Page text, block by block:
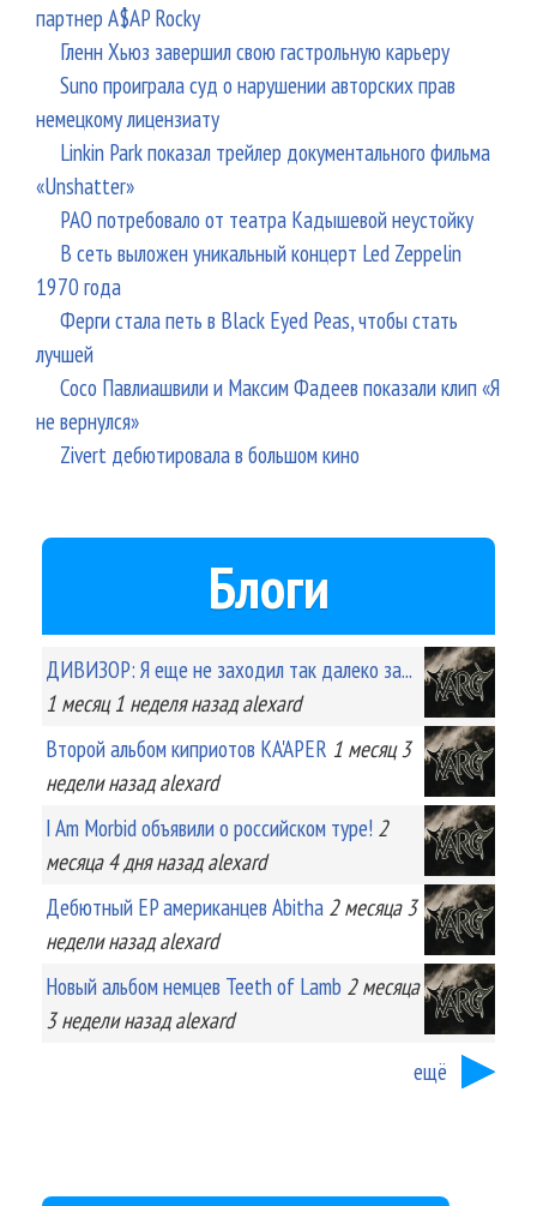
партнер A$AP Rocky
Гленн Хьюз завершил свою гастрольную карьеру
Suno проиграла суд о нарушении авторских прав
немецкому лицензиату
Linkin Park показал трейлер документального фильма
«Unshatter»
РАО потребовало от театра Кадышевой неустойку
В сеть выложен уникальный концерт Led Zeppelin
1970 года
Ферги стала петь в Black Eyed Peas, чтобы стать
лучшей
Сосо Павлиашвили и Максим Фадеев показали клип «Я
не вернулся»
Zivert дебютировала в большом кино
Блоги
ДИВИЗОР: Я еще не заходил так далеко за...
1 месяц 1 неделяназад alexard
Второй альбом киприотов KA'APER 1 месяц 3
неделиназад alexard
I Am Morbid объявили о российском туре! 2
месяца 4 дняназад alexard
Дебютный EP американцев Abitha 2 месяца 3
неделиназад alexard
Новый альбом немцев Teeth of Lamb 2 месяца
3 неделиназад alexard
ещё